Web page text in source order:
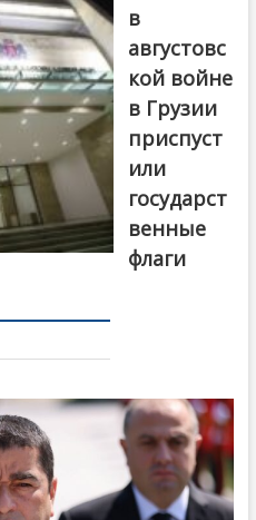
в
августовс
кой войне
в Грузии
приспуст
или
государст
венные
флаги